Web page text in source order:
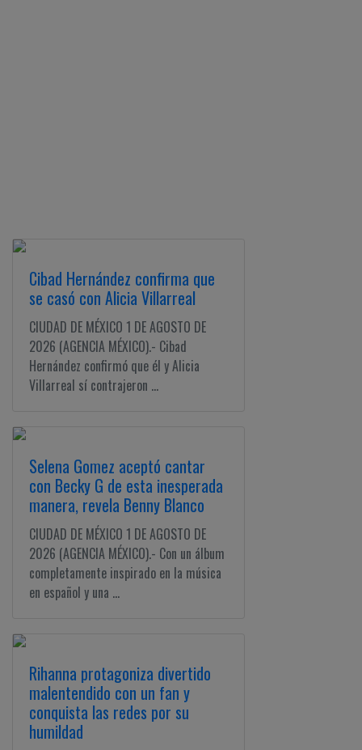
Cibad Hernández confirma que
se casó con Alicia Villarreal
CIUDAD DE MÉXICO 1 DE AGOSTO DE
2026 (AGENCIA MÉXICO).- Cibad
Hernández confirmó que él y Alicia
Villarreal sí contrajeron ...
Selena Gomez aceptó cantar
con Becky G de esta inesperada
manera, revela Benny Blanco
CIUDAD DE MÉXICO 1 DE AGOSTO DE
2026 (AGENCIA MÉXICO).- Con un álbum
completamente inspirado en la música
en español y una ...
Rihanna protagoniza divertido
malentendido con un fan y
conquista las redes por su
humildad